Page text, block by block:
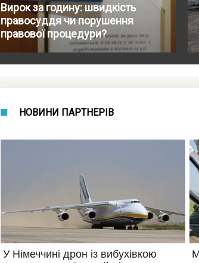
Вирок за годину: швидкість
правосуддя чи порушення
правової процедури?
НОВИНИ ПАРТНЕРІВ